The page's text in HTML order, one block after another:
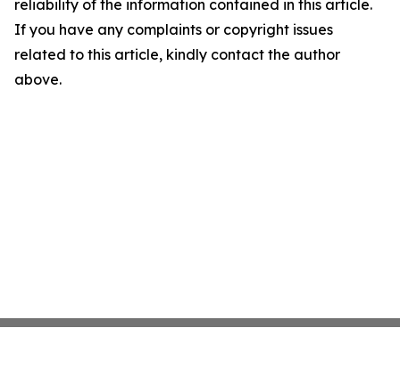
reliability of the information contained in this article.
If you have any complaints or copyright issues
related to this article, kindly contact the author
above.